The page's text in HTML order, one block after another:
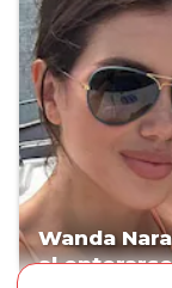
Wanda
al